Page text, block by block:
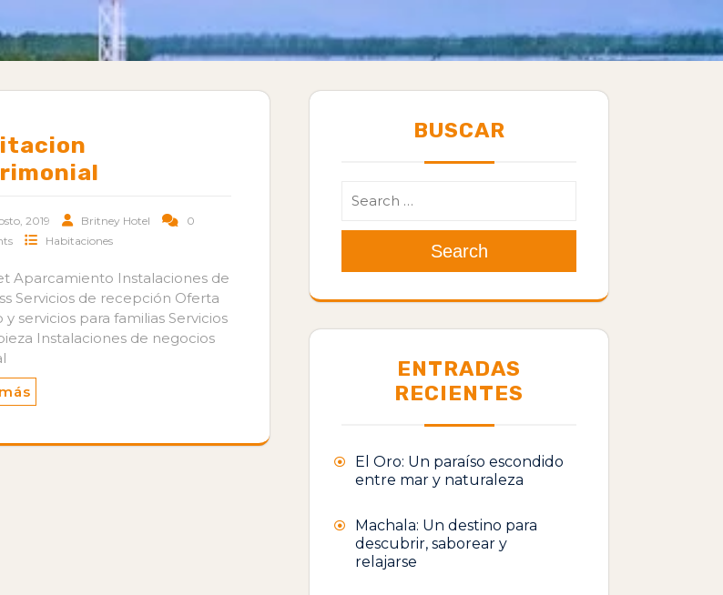
2019 Britney Hotel
0
Habitaciones
Aparcamiento Instalaciones de
Servicios de recepción Oferta
y servicios para familias Servicios
Instalaciones de negocios
BUSCAR
Search
ENTRADAS
RECIENTES
El Oro: Un paraíso escondido
entre mar y naturaleza
Machala: Un destino para
descubrir, saborear y
relajarse